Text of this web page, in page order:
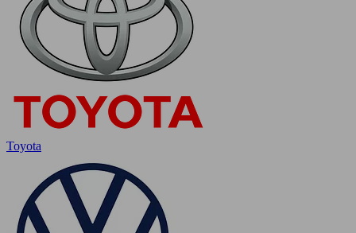
Toyota